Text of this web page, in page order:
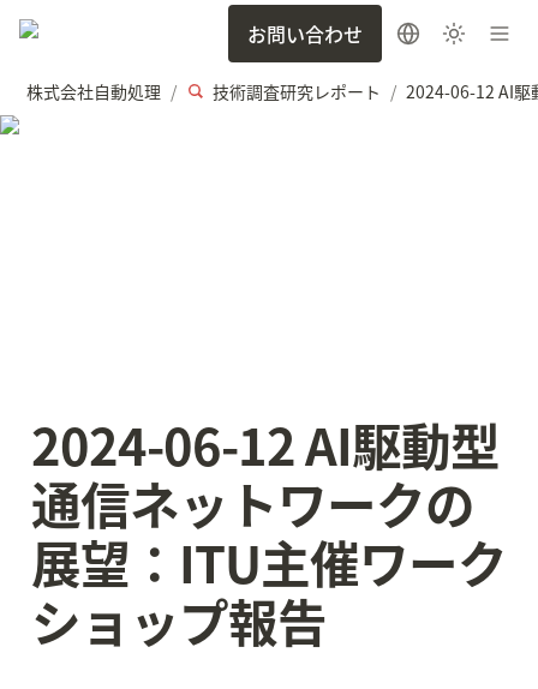
お問い合わせ
株式会社自動処理 / 技術調査研究レポート /
2024-06-12 AI駆動型
通信ネットワークの
展望：ITU主催ワーク
ショップ報告